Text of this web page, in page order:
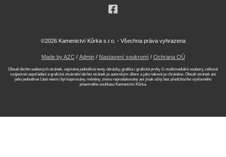
©2026 Kamenictví Kůrka s.r.o. - Všechna práva vyhrazena
Made by AZC/ Admin/ Nastavení soukromí/ Ochrana OÚ
Obsah těchto webových stránek, zejména jednotlivé texty, obrázky, grafika i grafické prvky či multimediální soubory, celkové
vzájemné uspořádání a grafické ztvárnění těchto stránek je autorským dílem a jako takové je chráněno. Obsah stránek ani
jeho jednotlivé části nesmí být kopírovány, měněny, znovu reprodukovány ani jinak užity bez předchozího výslovného
písemného souhlasu Kamenictví Kůrka.